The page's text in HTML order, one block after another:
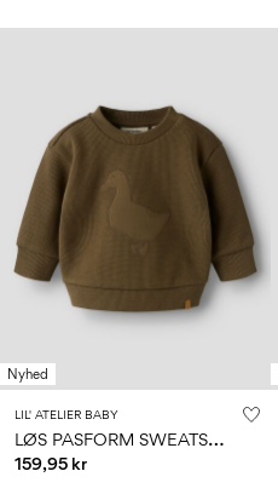
Nyhed
LIL' ATELIER BABY
L
ØS PASFORM SWEATSHIRT
159,95 kr